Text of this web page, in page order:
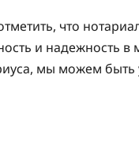
что
и надежность
мы можем